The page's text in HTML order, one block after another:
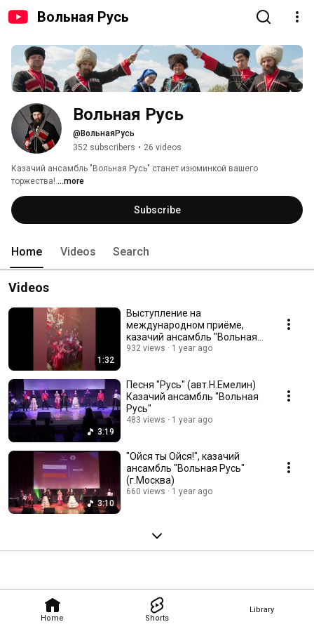
Вольная Русь
Home Shorts
Library
Вольная Русь
@ВольнаяРусь
352 subscribers • 26 videos
Казачий ансамбль "Вольная Русь" станет изюминкой вашего
торжества! ...more
Subscribe
Home Videos Search
Videos
1:32
Выступление на
международном приёме,
казачий ансамбль "Вольная
Русь"
932 views 1 year ago
3:19
Песня "Русь" (авт.Н.Емелин)
Казачий ансамбль "Вольная
Русь"
483 views 1 year ago
3:10
"Ойся ты Ойся!", казачий
ансамбль "Вольная Русь"
(г.Москва)
660 views 1 year ago